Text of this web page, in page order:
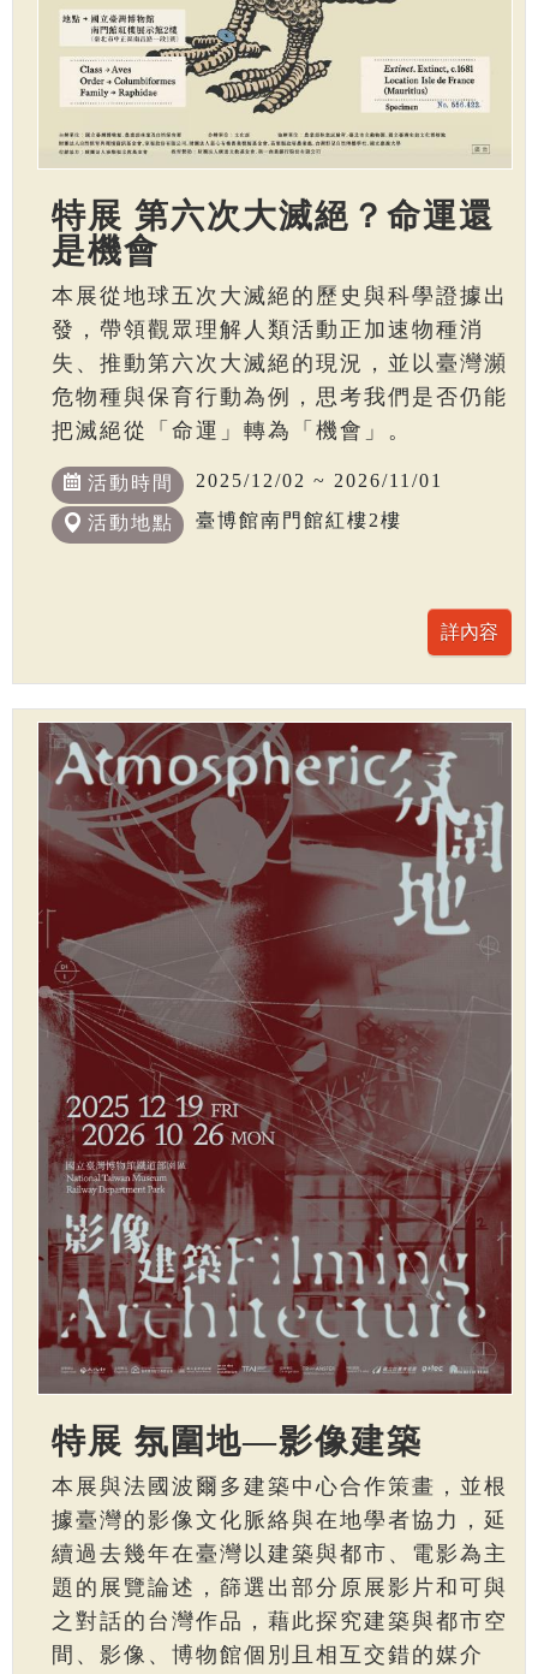
特展 第六次大滅絕？命運還
是機會
本展從地球五次大滅絕的歷史與科學證據出
發，帶領觀眾理解人類活動正加速物種消
失、推動第六次大滅絕的現況，並以臺灣瀕
危物種與保育行動為例，思考我們是否仍能
把滅絕從「命運」轉為「機會」。
活動時間 2025/12/02 ~ 2026/11/01
活動地點 臺博館南門館紅樓2樓
特展 氛圍地—影像建築
本展與法國波爾多建築中心合作策畫，並根
據臺灣的影像文化脈絡與在地學者協力，延
續過去幾年在臺灣以建築與都市、電影為主
題的展覽論述，篩選出部分原展影片和可與
之對話的台灣作品，藉此探究建築與都市空
間、影像、博物館個別且相互交錯的媒介